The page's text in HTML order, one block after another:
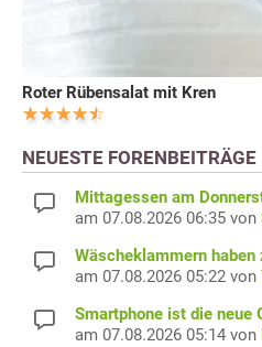
Roter Rübensalat mit Kren
NEUESTE FORENBEITRÄGE
Mittagessen am
am 07.08.2026 06:35 von
Wäscheklammern
am 07.08.2026 05:22 von
Smartphone ist die neue
am 07.08.2026 05:14 von